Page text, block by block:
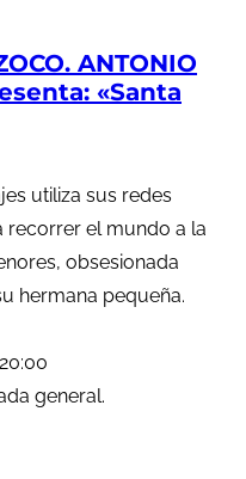
ANTONIO
«Santa
utiliza sus redes
recorrer el mundo a la
obsesionada
hermana pequeña.
general.